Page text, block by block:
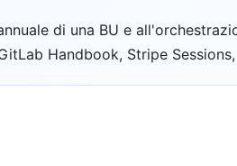
di una BU e
Handbook, Stripe